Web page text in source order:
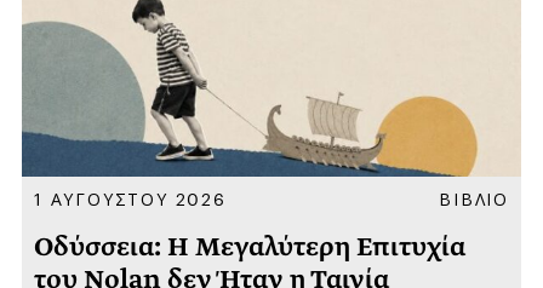
1 ΑΥΓΟΥΣΤΟΥ 2026 ΒΙΒΛΙΟ
Οδύσσεια: Η Μεγαλύτερη Επιτυχία
του Nolan δεν Ήταν η Ταινία